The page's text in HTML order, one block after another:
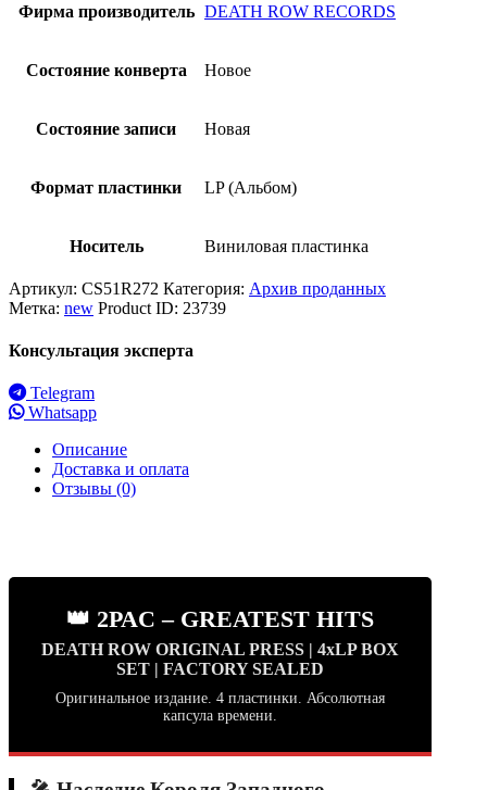
Фирма производитель DEATH ROW RECORDS
Состояние конверта Новое
Состояние записи Новая
Формат пластинки LP (Альбом)
Носитель Виниловая пластинка
Артикул: CS51R272 Категория: Архив проданных
Метка: new Product ID: 23739
Консультация эксперта
Telegram
Whatsapp
Описание
Доставка и оплата
Отзывы (0)
👑 2PAC – GREATEST HITS
DEATH ROW ORIGINAL PRESS | 4xLP BOX
SET | FACTORY SEALED
Оригинальное издание. 4 пластинки. Абсолютная
капсула времени.